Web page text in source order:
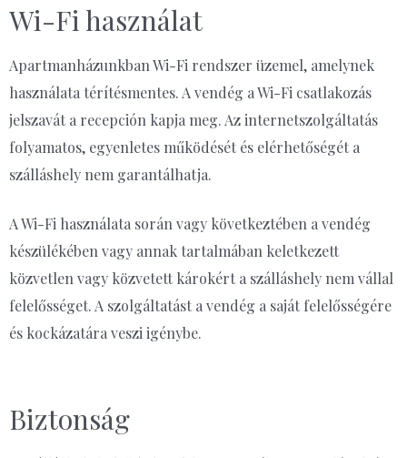
Wi-Fi használat
Apartmanházunkban Wi-Fi rendszer üzemel, amelynek
használata térítésmentes. A vendég a Wi-Fi csatlakozás
jelszavát a recepción kapja meg. Az internetszolgáltatás
folyamatos, egyenletes működését és elérhetőségét a
szálláshely nem garantálhatja.
A Wi-Fi használata során vagy következtében a vendég
készülékében vagy annak tartalmában keletkezett
közvetlen vagy közvetett károkért a szálláshely nem vállal
felelősséget. A szolgáltatást a vendég a saját felelősségére
és kockázatára veszi igénybe.
Biztonság